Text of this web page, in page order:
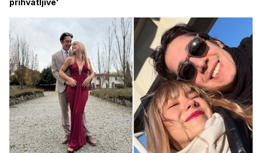
prihvatljive'